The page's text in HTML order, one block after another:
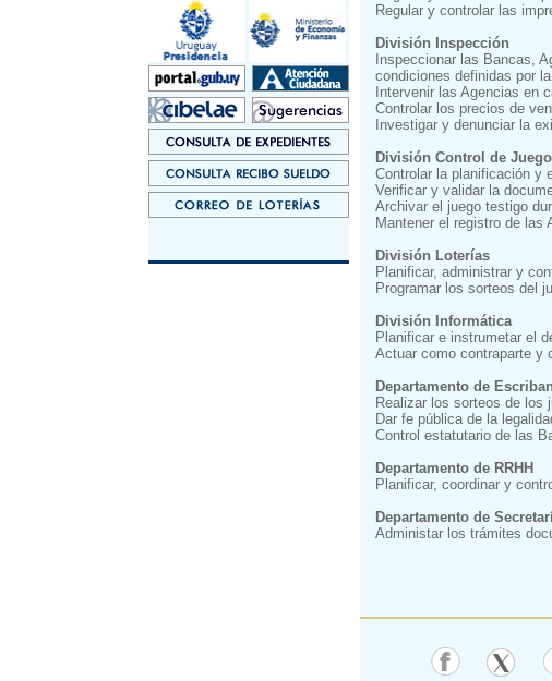
Regular y controlar las
División Inspección
Inspeccionar las Bancas,
condiciones definidas por
Intervenir las Agencias en
Controlar los precios de
Investigar y denunciar la
División Control de
Controlar la planificación y
Verificar y validar la
Archivar el juego testigo
Mantener el registro de
División Loterías
Planificar, administrar y
Programar los sorteos del
División Informática
Planificar e instrumetar el
Actuar como contraparte y
Departamento de
Realizar los sorteos de los
Dar fe pública de la
Control estatutario de las
Departamento de RRHH
Planificar, coordinar y
Departamento de
Administar los trámites